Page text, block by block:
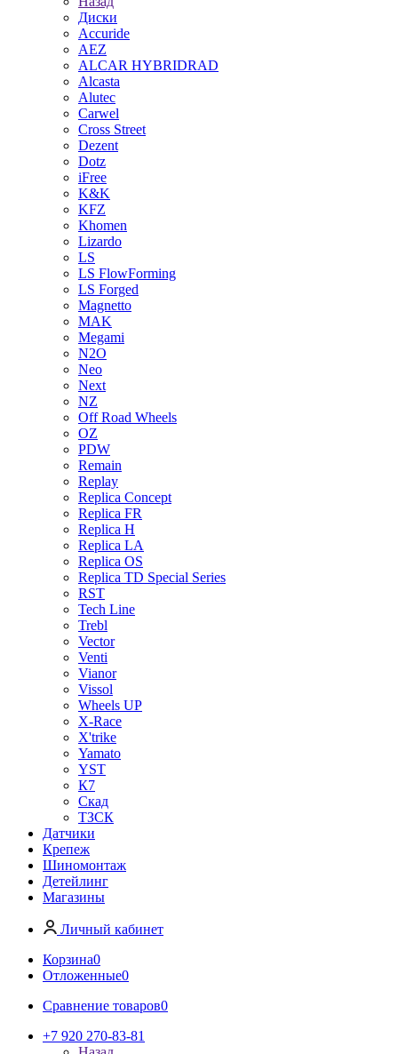
Диски
Accuride
AEZ
ALCAR HYBRIDRAD
Alcasta
Alutec
Carwel
Cross Street
Dezent
Dotz
iFree
K&K
KFZ
Khomen
Lizardo
LS
LS FlowForming
LS Forged
Magnetto
MAK
Megami
N2O
Neo
Next
NZ
Off Road Wheels
OZ
PDW
Remain
Replay
Replica Concept
Replica FR
Replica H
Replica LA
Replica OS
Replica TD Special Series
RST
Tech Line
Trebl
Vector
Venti
Vianor
Vissol
Wheels UP
X-Race
X'trike
Yamato
YST
К7
Скад
ТЗСК
Датчики
Крепеж
Шиномонтаж
Детейлинг
Магазины
Личный кабинет
Корзина0
Отложенные0
Сравнение товаров0
+7 920 270-83-81